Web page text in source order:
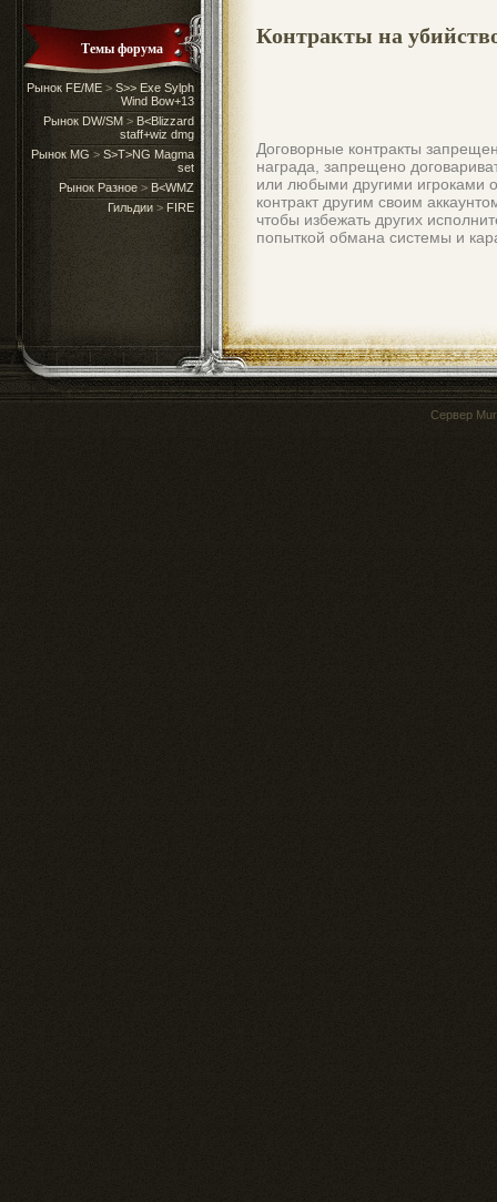
Темы форума
Рынок FE/ME > S>> Exe Sylph
Wind Bow+13
Рынок DW/SM > B<Blizzard
staff+wiz dmg
Рынок MG > S>T>NG Magma
set
Рынок Разное > B<WMZ
Гильдии > FIRE
Контракты на
Договорные контракты
награда, запрещено
или любыми другими игроками
контракт другим своим
чтобы избежать других
попыткой обмана системы и
Сервер